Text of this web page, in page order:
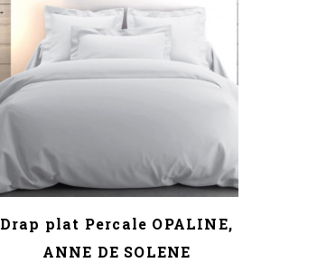
Drap plat Percale OPALINE,
ANNE DE SOLENE